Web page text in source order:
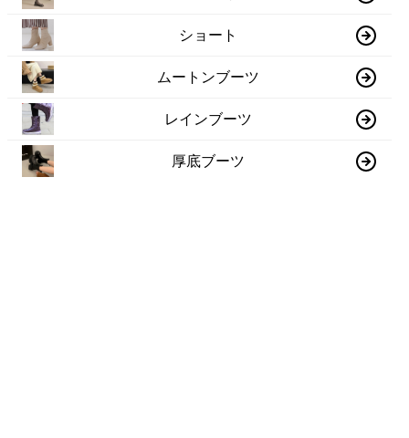
ショート
ムートンブーツ
レインブーツ
厚底ブーツ